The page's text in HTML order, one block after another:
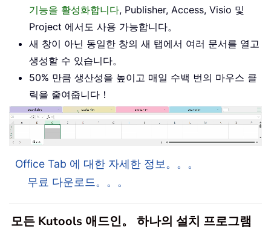
기능을 활성화합니다, Publisher, Access, Visio 및
Project 에서도 사용 가능합니다。
새 창이 아닌 동일한 창의 새 탭에서 여러 문서를 열고
생성할 수 있습니다。
50% 만큼 생산성을 높이고 매일 수백 번의 마우스 클
릭을 줄여줍니다！
Office Tab 에 대한 자세한 정보。。。
무료 다운로드。。。
모든 Kutools 애드인。 하나의 설치 프로그램